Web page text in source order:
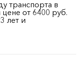
транспорта в
от 6400 руб.
лет и